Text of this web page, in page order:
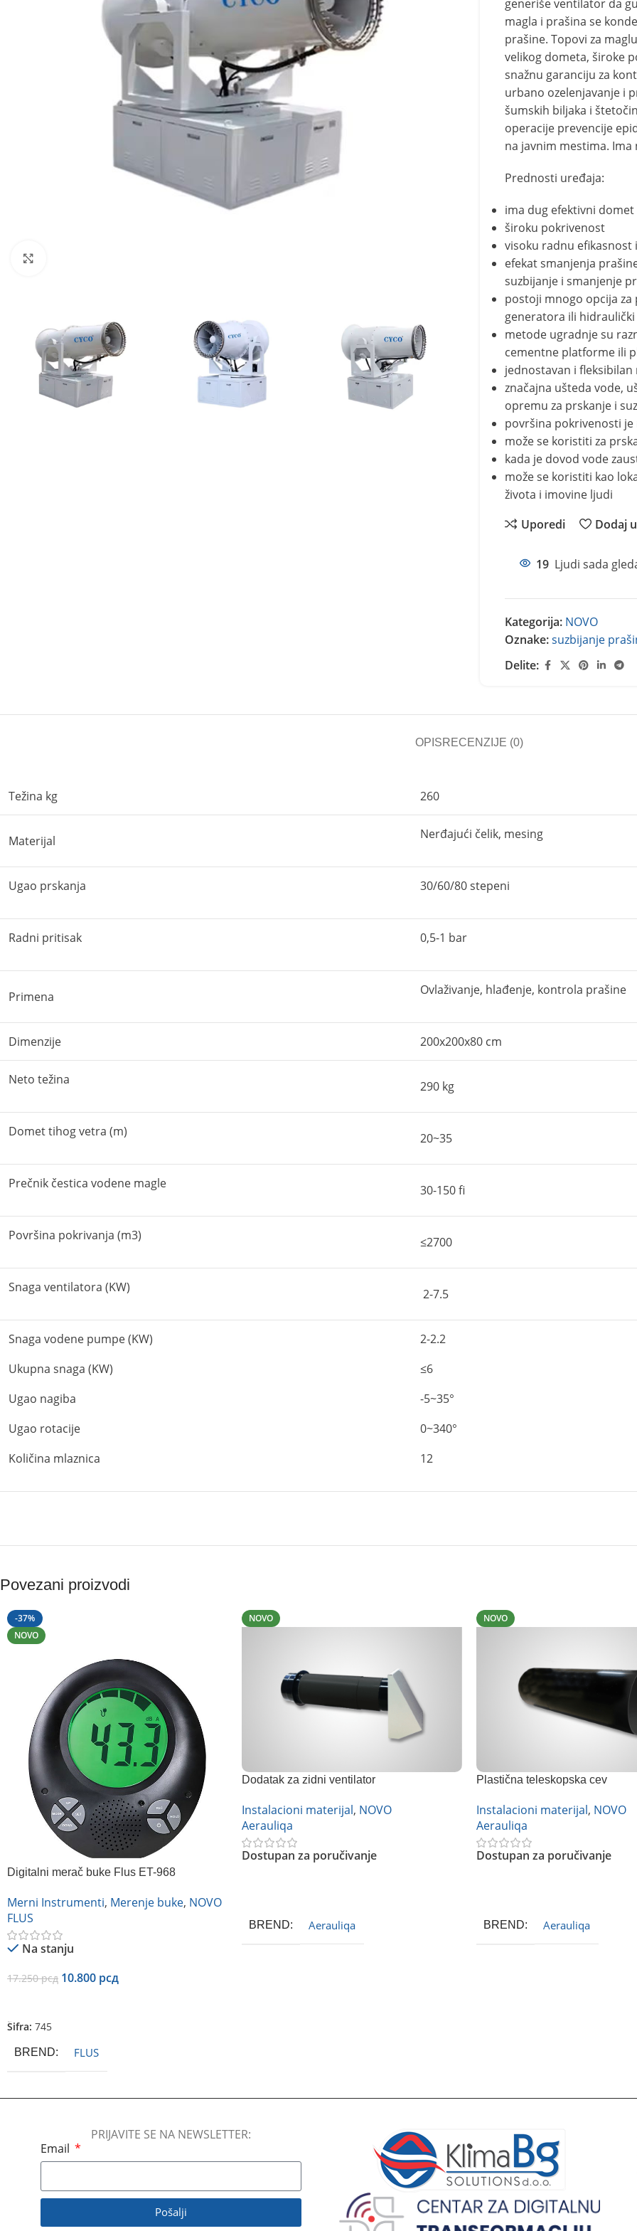
generiše ventilator da
magla i prašina se
prašine. Topovi za
velikog dometa, široke
snažnu garanciju za
urbano ozelenjavanje i
šumskih biljaka i
operacije prevencije
na javnim mestima.
Prednosti uređaja:
ima dug efektivni domet
široku pokrivenost
visoku radnu
efekat smanjenja
suzbijanje i smanjenje
postoji mnogo opcija
generatora ili
metode ugradnje su
cementne platforme ili
jednostavan i
značajna ušteda vode,
opremu za prskanje i
površina pokrivenosti
može se koristiti za
kada je dovod vode
može se koristiti kao
života i imovine ljudi
Uporedi
Dodaj
19 Ljudi sada
Kategorija: NOVO
Oznake:suzbijanje
Delite:
OPISRECENZIJE (0)
Težina kg 260
Materijal Nerđajući čelik, mesing
Ugao prskanja 30/60/80 stepeni
Radni pritisak 0,5-1 bar
Primena Ovlaživanje, hlađenje, kontrola prašine
Dimenzije 200x200x80 cm
Neto težina 290 kg
Domet tihog vetra (m) 20~35
Prečnik čestica vodene magle 30-150 fi
Površina pokrivanja (m3) ≤2700
Snaga ventilatora (KW) 2-7.5
Snaga vodene pumpe (KW)
Ukupna snaga (KW)
Ugao nagiba
Ugao rotacije
Količina mlaznica
2-2.2
≤6
-5~35°
0~340°
12
Povezani proizvodi
-37%
NOVO
Digitalni merač buke Flus ET-968
Merni Instrumenti, Merenje buke, NOVO
FLUS
Na stanju
17.250рсд 10.800 рсд
Šifra: 745
BREND FLUS
NOVO
Dodatak za zidni ventilator
Instalacioni materijal, NOVO
Aerauliqa
Dostupan za poručivanje
BREND Aerauliqa
NOVO
Plastična teleskopska cev
Instalacioni materijal, NOVO
Aerauliqa
Dostupan za poručivanje
BREND Aerauliqa
PRIJAVITE SE NA NEWSLETTER:
Email
Pošalji